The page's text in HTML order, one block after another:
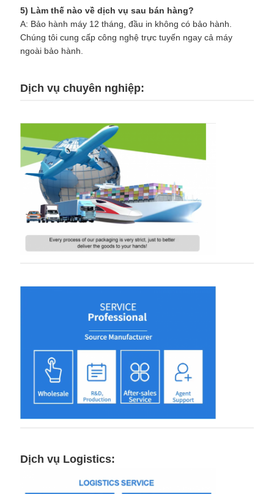
5) Làm thế nào về dịch vụ sau bán hàng?
A: Bảo hành máy 12 tháng, đầu in không có bảo hành.
Chúng tôi cung cấp công nghệ trực tuyến ngay cả máy
ngoài bảo hành.
Dịch vụ chuyên nghiệp:
Dịch vụ Logistics: